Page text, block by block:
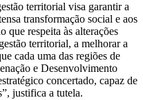
territorial visa garantir a
transformação social e aos
que respeita às alterações
territorial, a melhorar a
cada uma das regiões de
e Desenvolvimento
concertado, capaz de
justifica a tutela.